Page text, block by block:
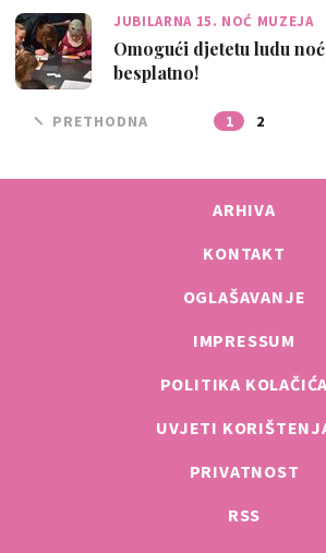
JUBILARNA 15. NOĆ MUZEJA
Omogući djetetu ludu
besplatno!
PRETHODNA 1 2
ARHIVA
KONTAKT
OGLAŠAVANJE
IMPRESSUM
POLITIKA KOLAČIĆA
UVJETI
PRIVATNOST
RSS